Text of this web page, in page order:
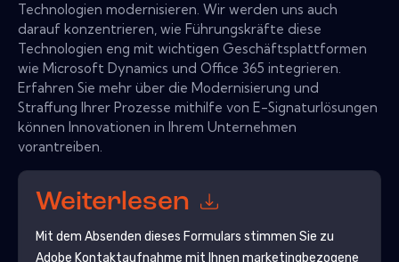
Technologien modernisieren. Wir werden uns auch
darauf konzentrieren, wie Führungskräfte diese
Technologien eng mit wichtigen Geschäftsplattformen
wie Microsoft Dynamics und Office 365 integrieren.
Erfahren Sie mehr über die Modernisierung und
Straffung Ihrer Prozesse mithilfe von E-Signaturlösungen
können Innovationen in Ihrem Unternehmen
vorantreiben.
Weiterlesen
Mit dem Absenden dieses Formulars stimmen Sie zu
Adobe Kontaktaufnahme mit Ihnen marketingbezogene